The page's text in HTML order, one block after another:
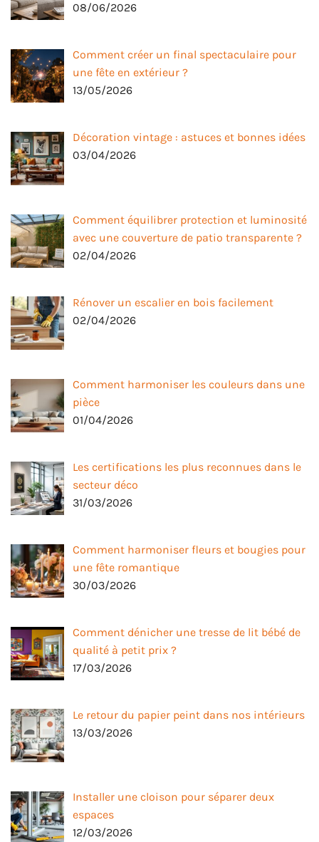
08/06/2026
Comment créer un final spectaculaire pour
une fête en extérieur ?
13/05/2026
Décoration vintage : astuces et bonnes idées
03/04/2026
Comment équilibrer protection et luminosité
avec une couverture de patio transparente ?
02/04/2026
Rénover un escalier en bois facilement
02/04/2026
Comment harmoniser les couleurs dans une
pièce
01/04/2026
Les certifications les plus reconnues dans le
secteur déco
31/03/2026
Comment harmoniser fleurs et bougies pour
une fête romantique
30/03/2026
Comment dénicher une tresse de lit bébé de
qualité à petit prix ?
17/03/2026
Le retour du papier peint dans nos intérieurs
13/03/2026
Installer une cloison pour séparer deux
espaces
12/03/2026